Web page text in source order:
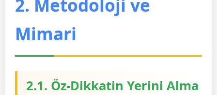
2. Metodoloji ve
Mimari
2.1. Öz-Dikkatin Yerini Alma